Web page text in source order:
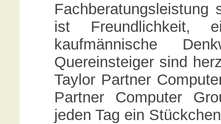
Fachberatungsleistung
ist Freundlichkeit,
kaufmännische
Quereinsteiger sind
Taylor Partner
Partner Computer
jeden Tag ein